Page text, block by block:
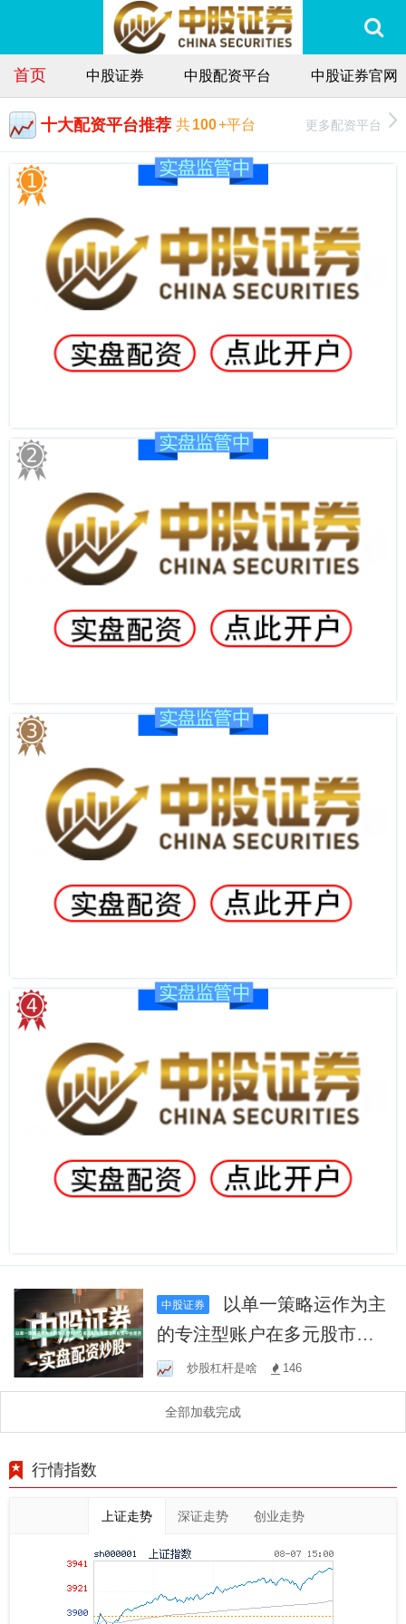
首页 中股证券 中股配资平台 中股证券官网
十大配资平台推荐 共100+平台 更多配资平台
中股证券
的专注型账户在多元股市生
态运用配资平台是否
炒股杠杆是啥 146
全部加载完成
行情指数
上证走势 深证走势 创业走势